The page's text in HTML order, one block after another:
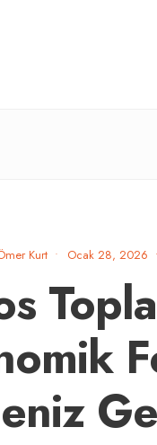
Kurt • Ocak 28, 2026 •